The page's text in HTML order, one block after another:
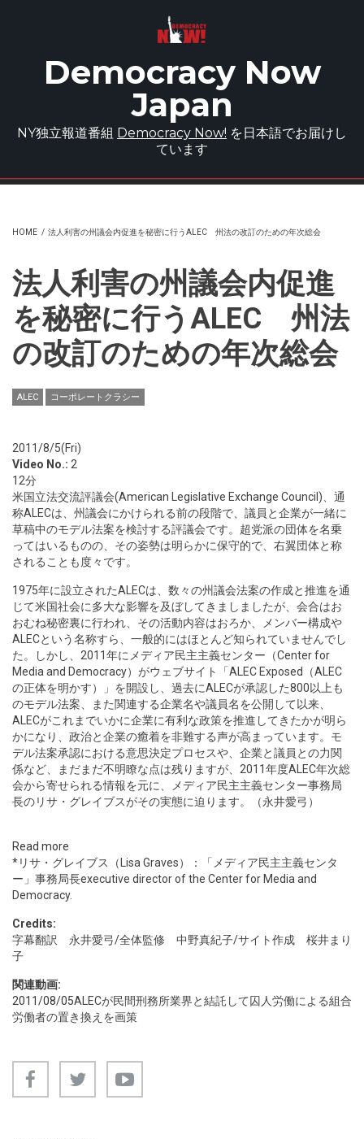
Democracy Now
Japan
NY独立報道番組 Democracy Now! を日本語でお届けし
ています
HOME / 法人利害の州議会内促進を秘密に行うALEC 州法の改訂のための年次総会
法人利害の州議会内促進
を秘密に行うALEC 州法
の改訂のための年次総会
ALEC コーポレートクラシー
2011/8/5(Fri)
Video No.: 2
12分
米国立法交流評議会(American Legislative Exchange Council)、通
称ALECは、州議会にかけられる前の段階で、議員と企業が一緒に
草稿中のモデル法案を検討する評議会です。超党派の団体を名乗
ってはいるものの、その姿勢は明らかに保守的で、右翼団体と称
されることも度々です。
1975年に設立されたALECは、数々の州議会法案の作成と推進を通
じて米国社会に多大な影響を及ぼしてきましましたが、会合はお
おむね秘密裏に行われ、その活動内容はおろか、メンバー構成や
ALECという名称すら、一般的にはほとんど知られていませんでし
た。しかし、2011年にメディア民主主義センター（Center for
Media and Democracy）がウェブサイト「ALEC Exposed（ALEC
の正体を明かす）」を開設し、過去にALECが承認した800以上も
のモデル法案、また関連する企業名や議員名を公開して以来、
ALECがこれまでいかに企業に有利な政策を推進してきたかが明ら
かになり、政治と企業の癒着を非難する声が高まっています。モ
デル法案承認における意思決定プロセスや、企業と議員との力関
係など、まだまだ不明瞭な点は残りますが、2011年度ALEC年次総
会から寄せられる情報を元に、メディア民主主義センター事務局
長のリサ・グレイブスがその実態に迫ります。（永井愛弓）
Read more
*リサ・グレイブス（Lisa Graves）：「メディア民主主義センタ
ー」事務局長executive director of the Center for Media and
Democracy.
Credits:
字幕翻訳 永井愛弓/全体監修 中野真紀子/サイト作成 桜井まり
子
関連動画:
2011/08/05ALECが民間刑務所業界と結託して囚人労働による組合
労働者の置き換えを画策